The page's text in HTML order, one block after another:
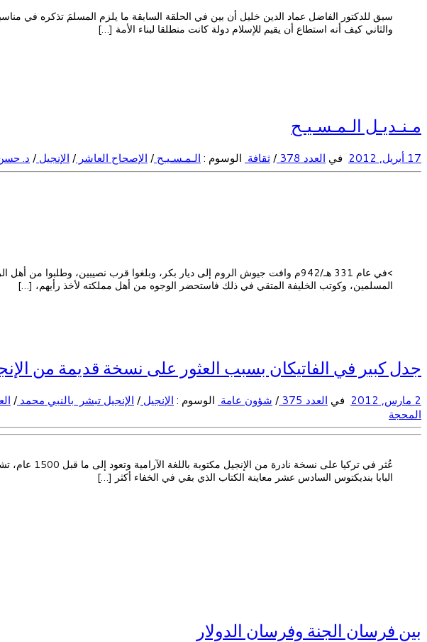
سبق للدكتور الفاضل عماد الدين خليل أن بين في الحلقة السابقة ما يلزم المسلمَ تذكره في
والثاني كيف أنه استطاع أن يقيم للإسلام دولة كانت منطلقا لبناء الأمة […]
>في عام 331 هـ/942م وافت جيوش الروم إلى ديار بكر، وبلغوا قرب نصيبين،
المسلمين، وكوتب الخليفة المتقي في ذلك فاستحضر الوجوه من أهل مملكته لأخذ رأيهم، […]
مـنـديـل الـمـسـيـح
17 أبريل, 2012 في العدد 378 /ثقافة الوسوم : الـمـسـيـح / الإصحاح العاشر / الإنجيل / د. حسن
عُثر في
البابا بنديكتوس السادس عشر معاينة الكتاب الذي بقي في الخفاء أكثر […]
جدل كبير في الفاتيكان بسبب العثور على نسخة قديمة من
2 مارس, 2012 في العدد 375 / شؤون عامة الوسوم : الإنجيل / الإنجيل تبشر بالنبي محمد /
المحجة
بين فرسان الجنة وفرسان الدولار